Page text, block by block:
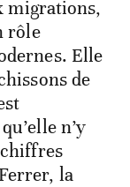
migrations,
rôle
Elle
de
n’y
la